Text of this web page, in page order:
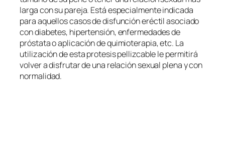
larga con su pareja. Está especialmente indicada
para aquellos casos de disfunción eréctil asociado
con diabetes, hipertensión, enfermedades de
próstata o aplicación de quimioterapia, etc. La
utilización de esta protesis pellizcable le permitirá
volver a disfrutar de una relación sexual plena y con
normalidad.